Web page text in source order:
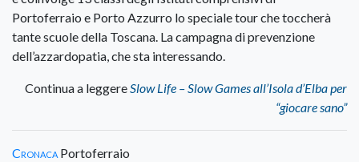
Portoferraio e Porto Azzurro lo speciale tour che toccherà
tante scuole della Toscana. La campagna di prevenzione
dell’azzardopatia, che sta interessando.
Continua a leggere Slow Life – Slow Games all’Isola d’Elba per
“giocare sano”
Cronaca Portoferraio